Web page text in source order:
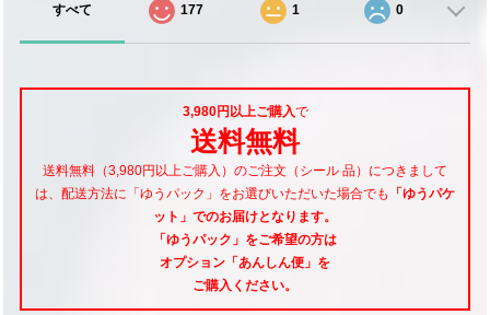
すべて 177 1 0
3,980円以上ご購入で
送料無料
送料無料（3,980円以上ご購入）のご注文（シール 品）につきまして
は、配送方法に「ゆうパック」をお選びいただいた場合でも
「ゆうパケ
ット」でのお届けとなります。
「ゆうパック」をご希望の方は
オプション「あんしん便」 を
ご購入ください。